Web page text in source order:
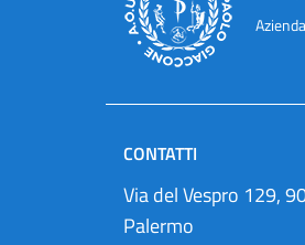
CONTATTI
Via del Vespro 129,
Palermo